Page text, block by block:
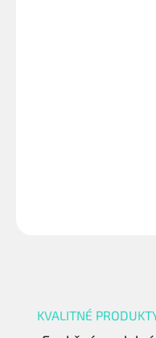
KVALITNÉ